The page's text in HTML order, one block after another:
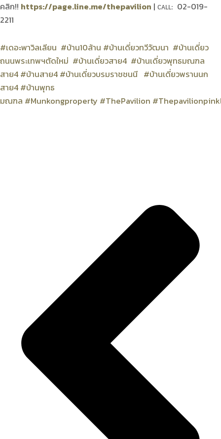
คลิก!! https://page.line.me/thepavilion | ᴄᴀʟʟ: 02-019-
2211
#เดอะพาวิลเลียน #บ้าน10ล้าน #บ้านเดี่ยวทวีวัฒนา #บ้านเดี่ยว
ถนนพระเทพฯตัดใหม่ #บ้านเดี่ยวสาย4 #บ้านเดี่ยวพุทธมณฑล
สาย4 #บ้านสาย4 #บ้านเดี่ยวบรมราชชนนี #บ้านเดี่ยวพรานนก
สาย4 #บ้านพุทธ
มณฑล #Munkongproperty #ThePavilion